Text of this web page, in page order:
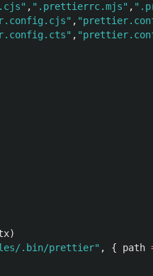
, ".prettierrc.mjs" ,
,
,
)
.bin/prettier" , { path